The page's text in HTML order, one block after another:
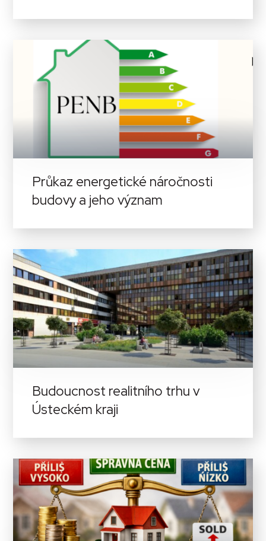
Průkaz energetické náročnosti
budovy a jeho význam
Budoucnost realitního trhu v
Ústeckém kraji